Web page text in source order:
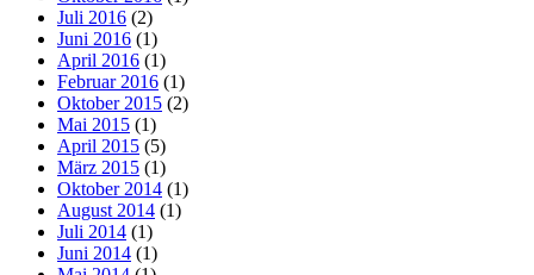
Juli 2016 (2)
Juni 2016 (1)
April 2016 (1)
Februar 2016 (1)
Oktober 2015 (2)
Mai 2015 (1)
April 2015 (5)
März 2015 (1)
Oktober 2014 (1)
August 2014 (1)
Juli 2014 (1)
Juni 2014 (1)